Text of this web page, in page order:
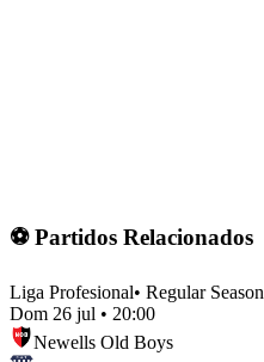
⚽ Partidos Relacionados
Liga Profesional• Regular Season
Dom 26 jul • 20:00
Newells Old Boys